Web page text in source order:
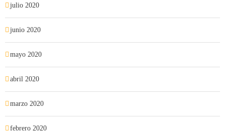
julio 2020
junio 2020
mayo 2020
abril 2020
marzo 2020
febrero 2020